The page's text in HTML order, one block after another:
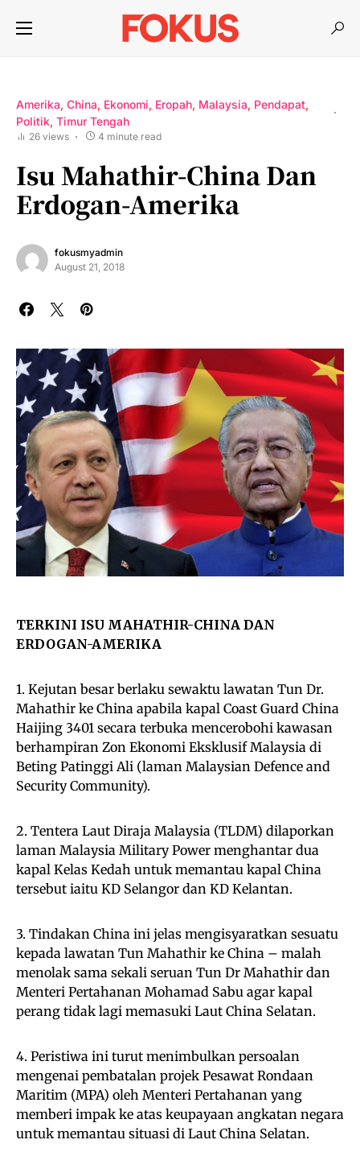
Amerika China Ekonomi Eropah Malaysia Pendapat
Politik Timur Tengah
26 views 4 minute read
Isu Mahathir-China Dan
Erdogan-Amerika
fokusmyadmin
August 21, 2018
TERKINI ISU MAHATHIR-CHINA DAN
ERDOGAN-AMERIKA
1. Kejutan besar berlaku sewaktu lawatan Tun Dr.
Mahathir ke China apabila kapal Coast Guard China
Haijing 3401 secara terbuka mencerobohi kawasan
berhampiran Zon Ekonomi Eksklusif Malaysia di
Beting Patinggi Ali (laman Malaysian Defence and
Security Community).
2. Tentera Laut Diraja Malaysia (TLDM) dilaporkan
laman Malaysia Military Power menghantar dua
kapal Kelas Kedah untuk memantau kapal China
tersebut iaitu KD Selangor dan KD Kelantan.
3. Tindakan China ini jelas mengisyaratkan sesuatu
kepada lawatan Tun Mahathir ke China – malah
menolak sama sekali seruan Tun Dr Mahathir dan
Menteri Pertahanan Mohamad Sabu agar kapal
perang tidak lagi memasuki Laut China Selatan.
4. Peristiwa ini turut menimbulkan persoalan
mengenai pembatalan projek Pesawat Rondaan
Maritim (MPA) oleh Menteri Pertahanan yang
memberi impak ke atas keupayaan angkatan negara
untuk memantau situasi di Laut China Selatan.